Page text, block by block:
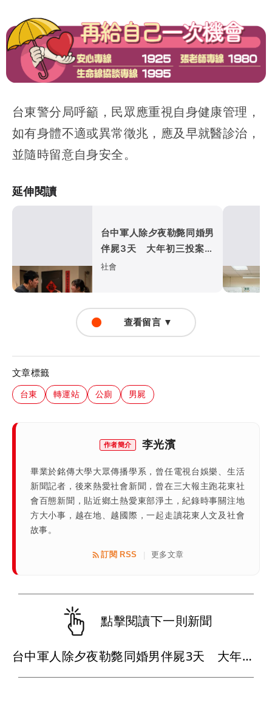
台東警分局呼籲，民眾應重視自身健康管理，
如有身體不適或異常徵兆，應及早就醫診治，
並隨時留意自身安全。
延伸閱讀
台中軍人除夕夜勒斃同婚男
伴屍3天 大年初三投案！
家暴殺人罪起訴
社會
查看留言 ▼
文章標籤
台東 轉運站 公廁 男屍
作者簡介 李光濱
畢業於銘傳大學大眾傳播學系，曾任電視台娛樂、生活
新聞記者，後來熱愛社會新聞，曾在三大報主跑花東社
會百態新聞，貼近鄉土熱愛東部淨土，紀錄時事關注地
方大小事，越在地、越國際，一起走讀花東人文及社會
故事。
訂閱 RSS | 更多文章
點擊閱讀下一則新聞
台中軍人除夕夜勒斃同婚男伴屍3天 大年初三投案！家暴殺人罪起訴